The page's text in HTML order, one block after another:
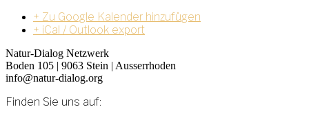
+ Zu Google Kalender hinzufügen
+ iCal / Outlook export
Natur-Dialog Netzwerk
Boden 105 | 9063 Stein | Ausserrhoden
info@natur-dialog.org
Finden Sie uns auf: